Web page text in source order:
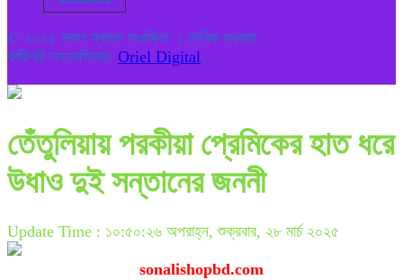
© ২০২৫ সকল স্বত্ত সংরক্ষিত । দৈনিক সরকার
কারিগরি সহযোগিতায়: Oriel Digital
তেঁতুলিয়ায় পরকীয়া প্রেমিকের হাত ধরে
উধাও দুই সন্তানের জননী
Update Time : ১০:৫০:২৬ অপরাহ্ন, শুক্রবার, ২৮ মার্চ ২০২৫
sonalishopbd.com